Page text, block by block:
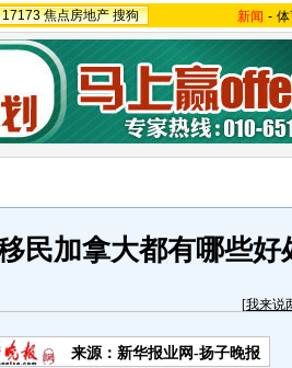
17173 焦点房地产 搜狗 新闻 -
民加拿大都有哪些好
[我来说
来源：新华报业网-扬子晚报